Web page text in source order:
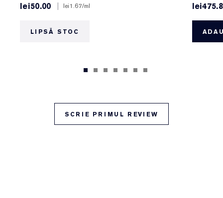
lei50.00
| lei1.67/ml
LIPSĂ STOC
SCRIE PRIMUL REVIEW